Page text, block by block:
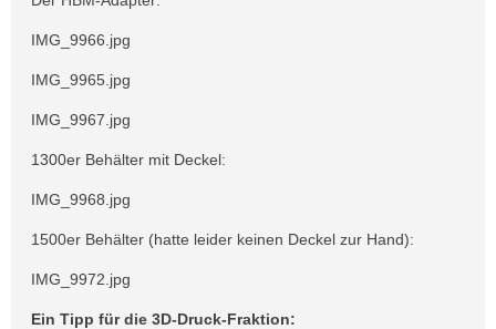
IMG_9966.jpg
IMG_9965.jpg
IMG_9967.jpg
1300er Behälter mit Deckel:
IMG_9968.jpg
1500er Behälter (hatte leider keinen Deckel zur Hand):
IMG_9972.jpg
Ein Tipp für die 3D-Druck-Fraktion: